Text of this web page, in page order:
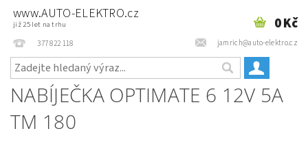
www.AUTO-ELEKTRO.cz
již 25 let na trhu
377 822 118
jamrich@auto-elektro.cz
0 Kč
NABÍJEČKA OPTIMATE 6 12V 5A
TM 180